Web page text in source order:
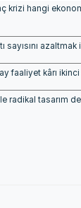
krizi hangi
sayısını
faaliyet kârı
radikal tasarım